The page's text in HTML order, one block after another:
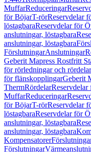
MuffarReduceringar
för BöjarT-rörReservdelar
löstagbaraReservdelar för
anslutningar, löstagbara
anslutningar, löstagbara
FörslutningarAnslutningar
Geberit Mapress Rostfritt
för rörledningar och rördelar
för flänskopplingarGeberit
ThermRördelar
MuffarReduceringar
för BöjarT-rörReservdelar
löstagbaraReservdelar för
anslutningar, löstagbara
anslutningar, löstagbara
Kompensatorer
Förslutningar